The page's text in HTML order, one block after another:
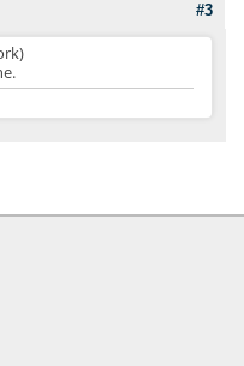
#3